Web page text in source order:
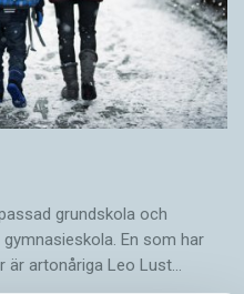
grundskola och
En som har
är artonåriga Leo Lust…